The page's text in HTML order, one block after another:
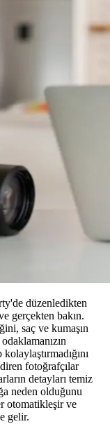
düzenledikten
gerçekten bakın.
saç ve kumaşın
fotoğrafçılar
detayları temiz
neden olduğunu
otomatikleşir ve
gelir.